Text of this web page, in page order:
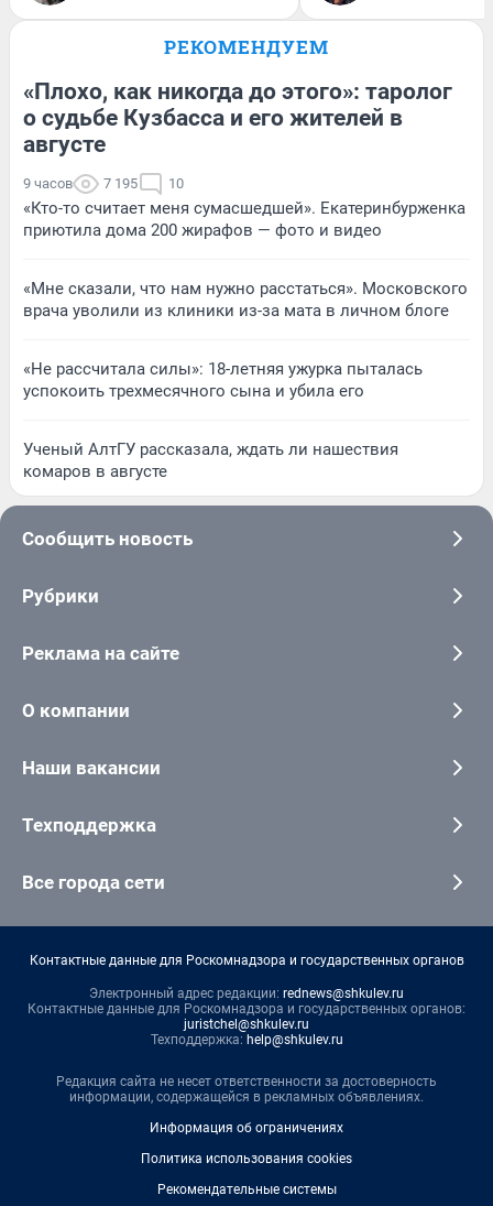
РЕКОМЕНДУЕМ
«Плохо, как никогда до этого»: таролог
о судьбе Кузбасса и его жителей в
августе
9 часов 7 195 10
«Кто-то считает меня сумасшедшей». Екатеринбурженка
приютила дома 200 жирафов — фото и видео
«Мне сказали, что нам нужно расстаться». Московского
врача уволили из клиники из-за мата в личном блоге
«Не рассчитала силы»: 18-летняя ужурка пыталась
успокоить трехмесячного сына и убила его
Ученый АлтГУ рассказала, ждать ли нашествия
комаров в августе
Сообщить новость
Рубрики
Реклама на сайте
О компании
Наши вакансии
Техподдержка
Все города сети
Контактные данные для Роскомнадзора и государственных органов
Электронный адрес редакции: rednews@shkulev.ru
Контактные данные для Роскомнадзора и государственных органов:
juristchel@shkulev.ru
Техподдержка: help@shkulev.ru
Редакция сайта не несет ответственности за достоверность
информации, содержащейся в рекламных объявлениях.
Информация об ограничениях
Политика использования cookies
Рекомендательные системы